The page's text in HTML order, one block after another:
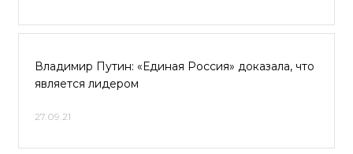
Владимир Путин: «Единая Россия» доказала, что
является лидером
27.09.21